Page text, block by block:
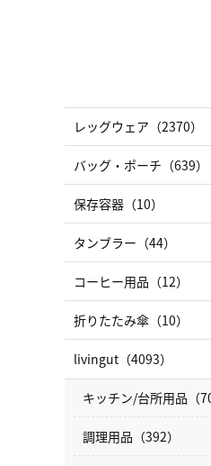
レッグウェア（2370）
バッグ・ポーチ（639）
保存容器（10）
タンブラー（44）
コーヒー用品（12）
折りたたみ傘（10）
livingut（4093）
キッチン/台所用品（
調理用品（392）